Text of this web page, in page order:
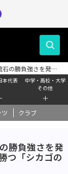
本代表
中学・高校・大学
その他
＋
クラブ
石の勝負強さを発
タフなのさ」
勝負強さを発
つ「シカゴの